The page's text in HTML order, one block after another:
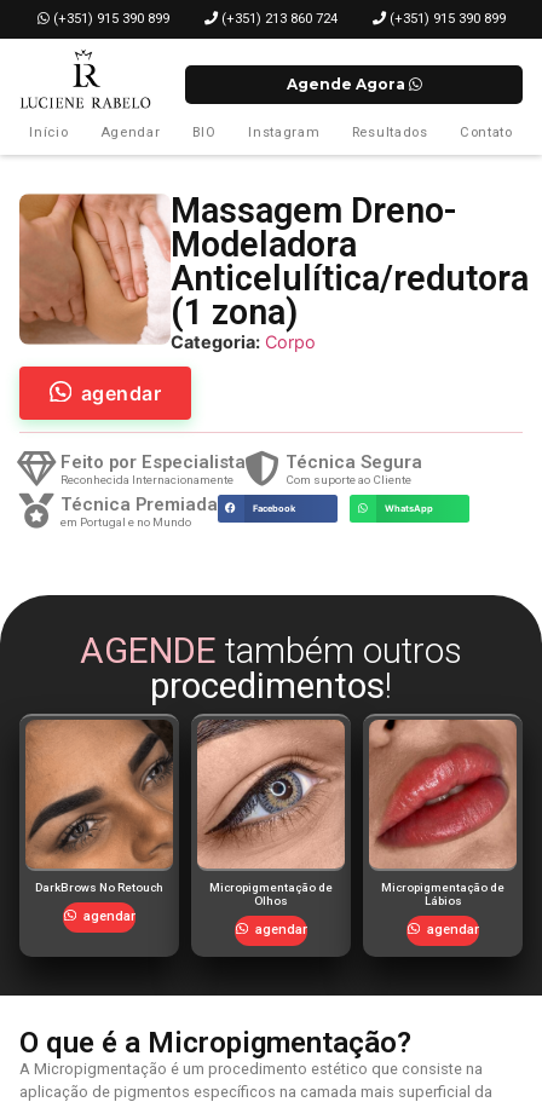
­ (+351) 915 390 899 (+351) 213 860 724 (+351) 915 390 899
Início Agendar BIO Instagram Resultados Contato
Agende Agora
Massagem Dreno-
Modeladora
Anticelulítica/redutora
(1 zona)
Categoria: Corpo
agendar
Feito por Especialista
Reconhecida Internacionamente
Técnica Segura
Com suporte ao Cliente
Técnica Premiada
em Portugal e no Mundo
Facebook WhatsApp
AGENDE também outros
procedimentos!
DarkBrows No Retouch
agendar
Micropigmentação de
Olhos
agendar
Micropigmentação de
Lábios
agendar
O que é a Micropigmentação?
A Micropigmentação é um procedimento estético que consiste na
aplicação de pigmentos específicos na camada mais superficial da